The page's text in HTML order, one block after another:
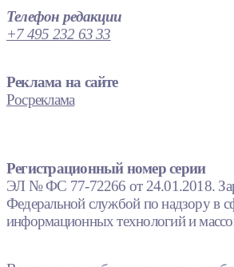
Телефон редакции
+7 495 232 63 33
Реклама на сайте
Росреклама
Регистрационный номер серии
ЭЛ № ФС 77-72266 от 24.01.2018.
Федеральной службой по надзору в
информационных технологий и